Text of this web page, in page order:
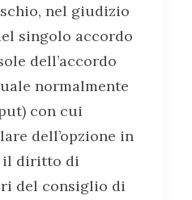
nel giudizio
singolo accordo
dell’accordo
normalmente
con cui
dell’opzione in
il diritto di
del consiglio di